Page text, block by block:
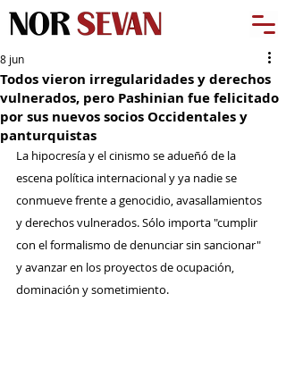
Todos vieron irregularidades y derechos
vulnerados, pero Pashinian fue felicitado
por sus nuevos socios Occidentales y
panturquistas
8 jun
La hipocresía y el cinismo se adueñó de la
escena política internacional y ya nadie se
conmueve frente a genocidio, avasallamientos
y derechos vulnerados. Sólo importa "cumplir
con el formalismo de denunciar sin sancionar"
y avanzar en los proyectos de ocupación,
dominación y sometimiento.